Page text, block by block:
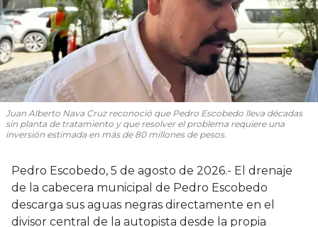
Juan Alberto Nava Cruz reconoció que Pedro Escobedo lleva décadas
sin planta de tratamiento y que resolver el problema requiere una
inversión estimada en más de 80 millones de pesos.
Pedro Escobedo, 5 de agosto de 2026.- El drenaje
de la cabecera municipal de Pedro Escobedo
descarga sus aguas negras directamente en el
divisor central de la autopista desde la propia